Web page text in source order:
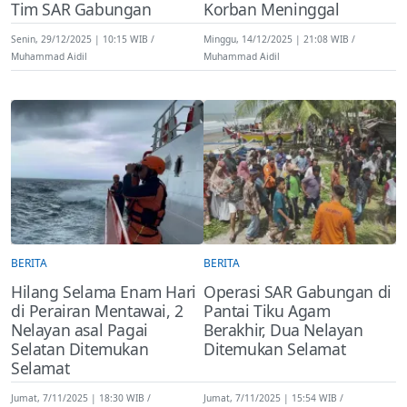
Tim SAR Gabungan
Senin, 29/12/2025 | 10:15 WIB
Muhammad Aidil
Korban Meninggal
Minggu, 14/12/2025 | 21:08 WIB
Muhammad Aidil
BERITA
Hilang Selama Enam Hari
di Perairan Mentawai, 2
Nelayan asal Pagai
Selatan Ditemukan
Selamat
Jumat, 7/11/2025 | 18:30 WIB
BERITA
Operasi SAR Gabungan di
Pantai Tiku Agam
Berakhir, Dua Nelayan
Ditemukan Selamat
Jumat, 7/11/2025 | 15:54 WIB